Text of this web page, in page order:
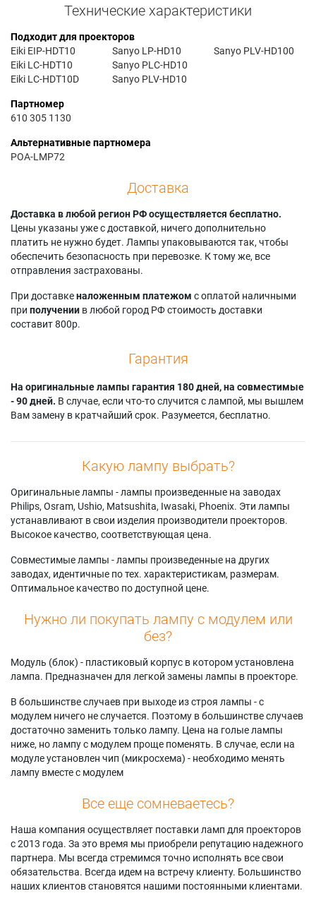
Технические характеристики
Подходит для проекторов
Eiki EIP-HDT10
Eiki LC-HDT10
Eiki LC-HDT10D
Sanyo LP-HD10
Sanyo PLC-HD10
Sanyo PLV-HD10
Sanyo PLV-HD100
Партномер
610 305 1130
Альтернативные партномера
POA-LMP72
Доставка
Доставка в любой регион РФ осуществляется бесплатно.
Цены указаны уже с доставкой, ничего дополнительно
платить не нужно будет. Лампы упаковываются так, чтобы
обеспечить безопасность при перевозке. К тому же, все
отправления застрахованы.
При доставкеналоженным платежом с оплатой наличными
при получении в любой город РФ стоимость доставки
составит 800р.
Гарантия
На оригинальные лампы гарантия 180 дней, на совместимые
- 90 дней. В случае, если что-то случится с лампой, мы вышлем
Вам замену в кратчайший срок. Разумеется, бесплатно.
Какую лампу выбрать?
Оригинальные лампы - лампы произведенные на заводах
Philips, Osram, Ushio, Matsushita, Iwasaki, Phoenix. Эти лампы
устанавливают в свои изделия производители проекторов.
Высокое качество, соответствующая цена.
Совместимые лампы - лампы произведенные на других
заводах, идентичные по тех. характеристикам, размерам.
Оптимальное качество по доступной цене.
Нужно ли покупать лампу с модулем или
без?
Модуль (блок) - пластиковый корпус в котором установлена
лампа. Предназначен для легкой замены лампы в проекторе.
В большинстве случаев при выходе из строя лампы - с
модулем ничего не случается. Поэтому в большинстве случаев
достаточно заменить только лампу. Цена на голые лампы
ниже, но лампу с модулем проще поменять. В случае, если на
модуле установлен чип (микросхема) - необходимо менять
лампу вместе с модулем
Все еще сомневаетесь?
Наша компания осуществляет поставки ламп для проекторов
с 2013 года. За это время мы приобрели репутацию надежного
партнера. Мы всегда стремимся точно исполнять все свои
обязательства. Всегда идем на встречу клиенту. Большинство
наших клиентов становятся нашими постоянными клиентами.